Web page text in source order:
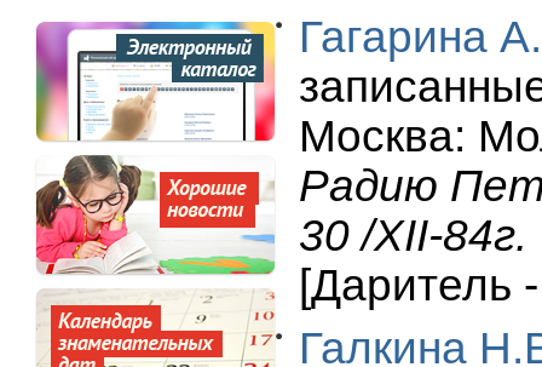
Гагарина
Москва:
Радию
30 /ХII-
[Даритель
Галкина